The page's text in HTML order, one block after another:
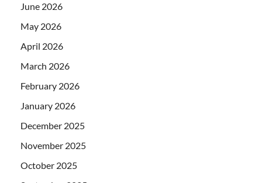
June 2026
May 2026
April 2026
March 2026
February 2026
January 2026
December 2025
November 2025
October 2025